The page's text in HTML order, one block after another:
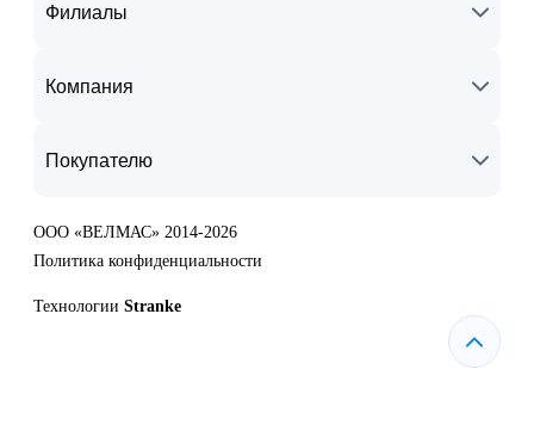
Филиалы
Компания
Покупателю
ООО «ВЕЛМАС» 2014-2026
Политика конфиденциальности
Технологии Stranke